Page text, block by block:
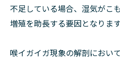
不足している場合、湿気がこ
増殖を助長する要因となります
喉イガイガ現象の解剖におい